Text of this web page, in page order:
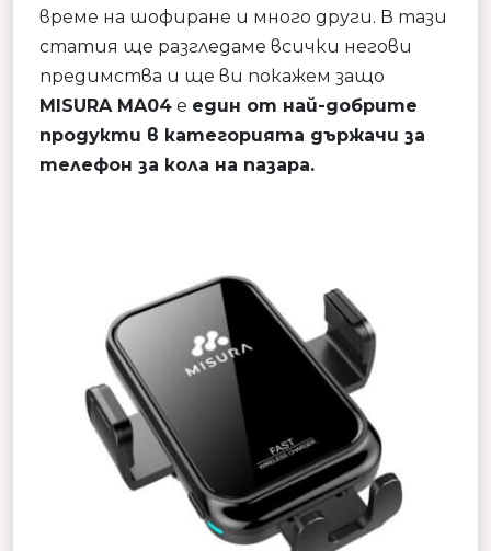
време на шофиране и много други. В тази
статия ще разгледаме всички негови
предимства и ще ви покажем защо
MISURA MA04 е един от най-добрите
продукти в категорията държачи за
телефон за кола на пазара.